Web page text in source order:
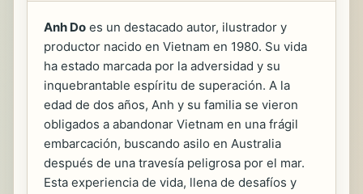
Anh Do es un destacado autor, ilustrador y
productor nacido en Vietnam en 1980. Su vida
ha estado marcada por la adversidad y su
inquebrantable espíritu de superación. A la
edad de dos años, Anh y su familia se vieron
obligados a abandonar Vietnam en una frágil
embarcación, buscando asilo en Australia
después de una travesía peligrosa por el mar.
Esta experiencia de vida, llena de desafíos y